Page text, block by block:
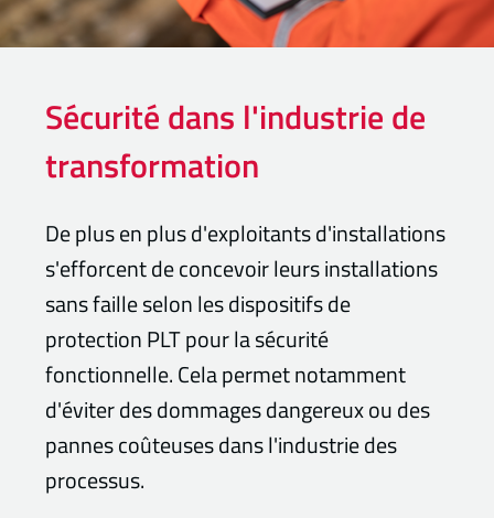
Sécurité dans l'industrie de
transformation
De plus en plus d'exploitants d'installations
s'efforcent de concevoir leurs installations
sans faille selon les dispositifs de
protection PLT pour la sécurité
fonctionnelle. Cela permet notamment
d'éviter des dommages dangereux ou des
pannes coûteuses dans l'industrie des
processus.